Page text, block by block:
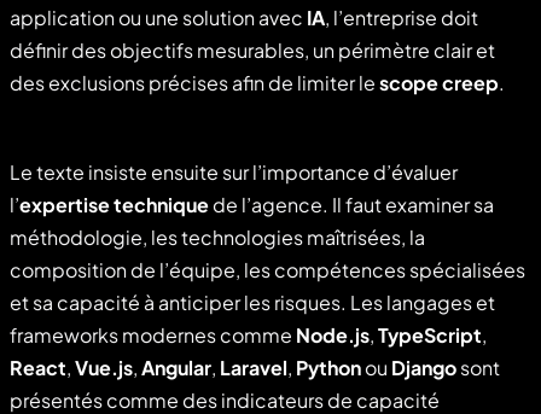
application ou une solution avec IA, l’entreprise doit
définir des objectifs mesurables, un périmètre clair et
des exclusions précises afin de limiter lescope creep.
Le texte insiste ensuite sur l’importance d’évaluer
l’expertise techniquede l’agence. Il faut examiner sa
méthodologie, les technologies maîtrisées, la
composition de l’équipe, les compétences spécialisées
et sa capacité à anticiper les risques. Les langages et
frameworks modernes comme Node.js,TypeScript,
React,Vue.js,Angular, Laravel, Pythonou Djangosont
présentés comme des indicateurs de capacité